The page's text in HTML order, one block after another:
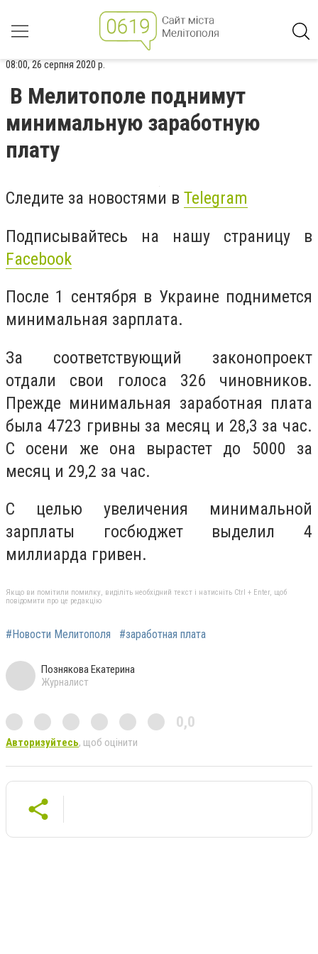
08:00, 26 серпня 2020 р.
В Мелитополе поднимут
минимальную заработную
плату
Следите за новостями в Telegram
Подписывайтесь на нашу страницу в
Facebook
После 1 сентября в Украине поднимется
минимальная зарплата.
За соответствующий законопроект
отдали свои голоса 326 чиновников.
Прежде минимальная заработная плата
была 4723 гривны за месяц и 28,3 за час.
С осени же она вырастет до 5000 за
месяц и 29,2 за час.
С целью увеличения минимальной
зарплаты госбюджет выделил 4
миллиарда гривен.
Якщо ви помітили помилку, виділіть необхідний текст і натисніть Ctrl + Enter, щоб
повідомити про це редакцію
#Новости Мелитополя #заработная плата
Познякова Екатерина
Журналист
0,0
Авторизуйтесь, щоб оцінити